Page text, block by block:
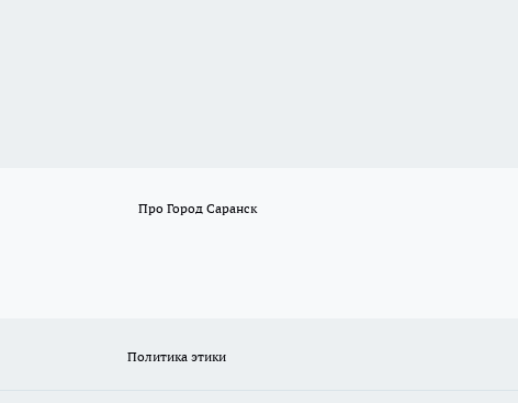
Про Город Саранск
Политика этики